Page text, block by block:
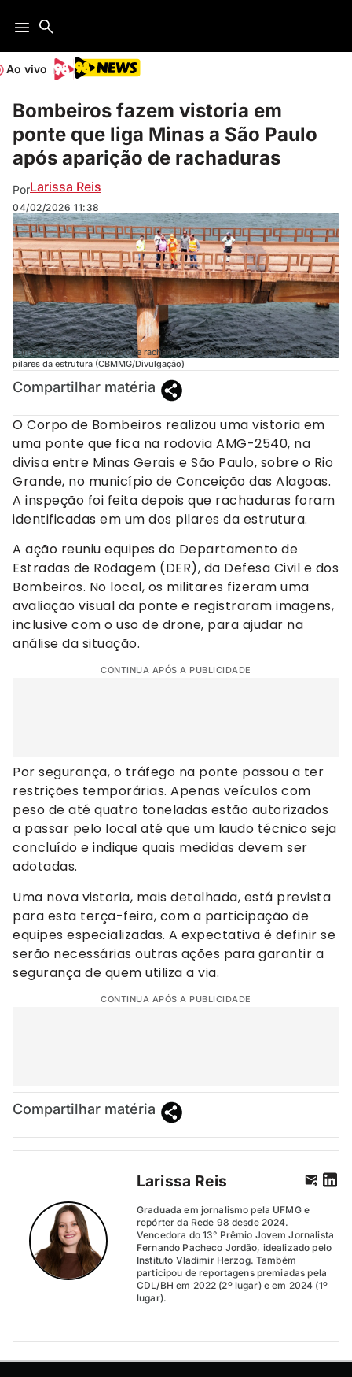
Ao vivo
Bombeiros fazem vistoria em
ponte que liga Minas a São Paulo
após aparição de rachaduras
PorLarissa Reis
04/02/2026 11:38
A inspeção foi feita depois que rachaduras foram identificadas em um dos
pilares da estrutura (CBMMG/Divulgação)
Compartilhar matéria
O Corpo de Bombeiros realizou uma vistoria em
uma ponte que fica na rodovia AMG-2540, na
divisa entre Minas Gerais e São Paulo, sobre o Rio
Grande, no município de Conceição das Alagoas.
A inspeção foi feita depois que rachaduras foram
identificadas em um dos pilares da estrutura.
A ação reuniu equipes do Departamento de
Estradas de Rodagem (DER), da Defesa Civil e dos
Bombeiros. No local, os militares fizeram uma
avaliação visual da ponte e registraram imagens,
inclusive com o uso de drone, para ajudar na
análise da situação.
CONTINUA APÓS A PUBLICIDADE
Por segurança, o tráfego na ponte passou a ter
restrições temporárias. Apenas veículos com
peso de até quatro toneladas estão autorizados
a passar pelo local até que um laudo técnico seja
concluído e indique quais medidas devem ser
adotadas.
Uma nova vistoria, mais detalhada, está prevista
para esta terça-feira, com a participação de
equipes especializadas. A expectativa é definir se
serão necessárias outras ações para garantir a
segurança de quem utiliza a via.
CONTINUA APÓS A PUBLICIDADE
Compartilhar matéria
Larissa Reis
Graduada em jornalismo pela UFMG e
repórter da Rede 98 desde 2024.
Vencedora do 13° Prêmio Jovem Jornalista
Fernando Pacheco Jordão, idealizado pelo
Instituto Vladimir Herzog. Também
participou de reportagens premiadas pela
CDL/BH em 2022 (2º lugar) e em 2024 (1º
lugar).